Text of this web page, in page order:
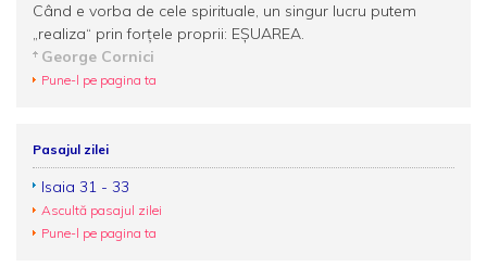
Când e vorba de cele spirituale, un singur lucru putem
„realiza“ prin forțele proprii: EȘUAREA.
George Cornici
Pune-l pe pagina ta
Pasajul zilei
Isaia 31 - 33
Ascultă pasajul zilei
Pune-l pe pagina ta